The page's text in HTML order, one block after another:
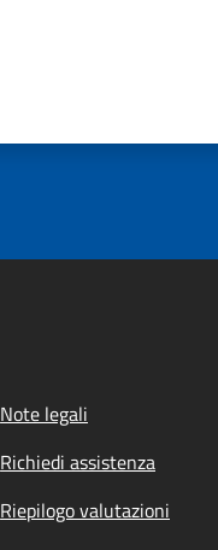
Note legali
Richiedi assistenza
Riepilogo valutazioni